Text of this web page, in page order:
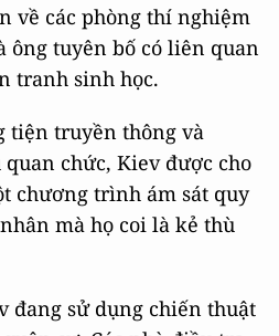
về các phòng thí nghiệm
ông tuyên bố có liên quan
tranh sinh học.
tiện truyền thông và
chức, Kiev được cho
chương trình ám sát quy
mà họ coi là kẻ thù
đang sử dụng chiến thuật